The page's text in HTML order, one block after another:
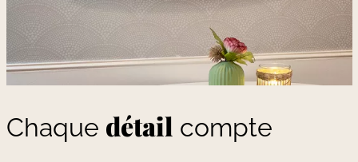
Chaque détail compte